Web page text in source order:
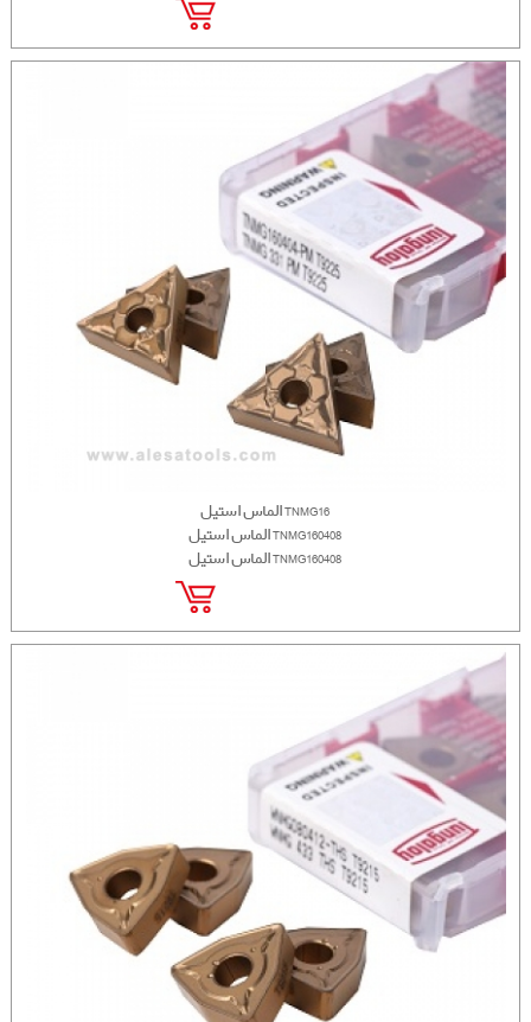
الماس استیل TNMG16
الماس استیل TNMG160408
الماس استیل TNMG160408